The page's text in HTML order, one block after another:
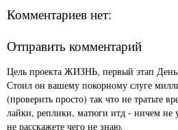
Комментариев нет:
Отправить комментарий
Цель проекта ЖИЗНЬ, первый этап
Стоил он вашему покорному слуге
(проверить просто) так что не тратьте
лайки, реплики, матюги итд - ничем не
не расскажете чего не знаю.